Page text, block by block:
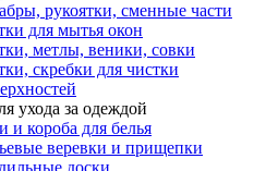
рукоятки, сменные части
для мытья окон
метлы, веники, совки
скребки для чистки
ухода за одеждой
и короба для белья
веревки и прищепки
доски